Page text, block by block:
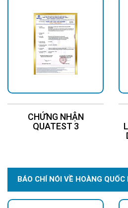
CHỨNG NHẬN
QUATEST 3
BÁO CHÍ NÓI VỀ HOÀNG QUỐC